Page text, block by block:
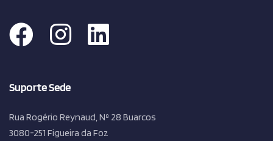
Suporte Sede
Rua Rogério Reynaud, Nº 28 Buarcos
3080-251 Figueira da Foz